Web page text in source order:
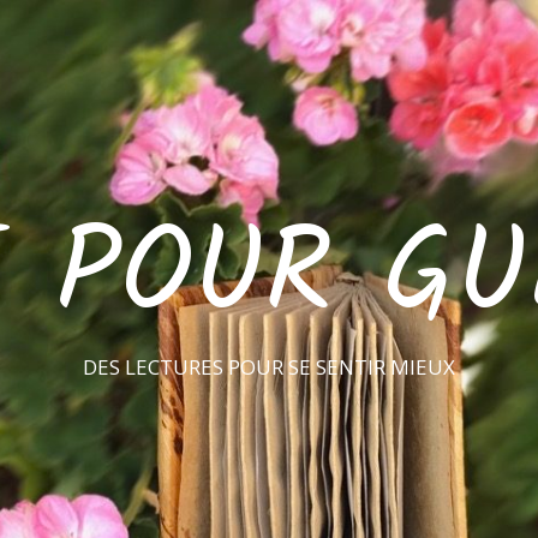
DES LECTURES POUR SE SENTIR MIEUX